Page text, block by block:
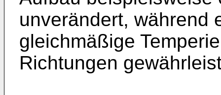
unverändert, während
gleichmäßige
Richtungen